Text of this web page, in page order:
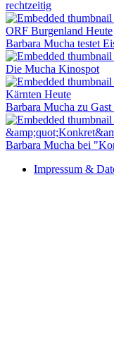
rechtzeitig
Barbara Mucha testet
Die Mucha Kinospot
Barbara Mucha zu
Barbara Mucha bei
Impressum &